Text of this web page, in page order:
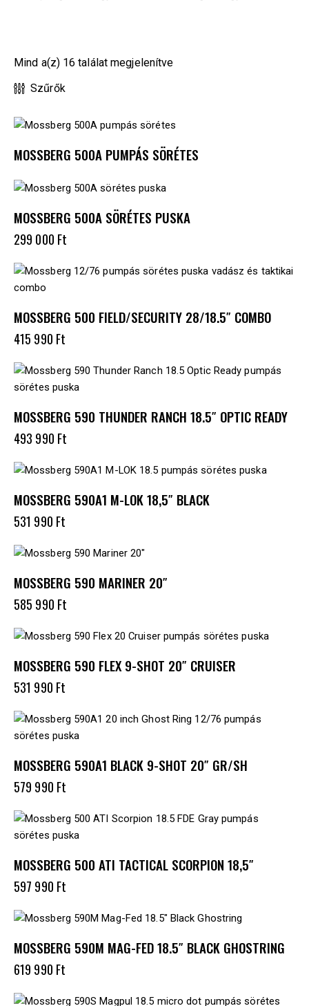
Mind a(z) 16 találat megjelenítve
Szűrők
MOSSBERG 500A PUMPÁS SÖRÉTES
MOSSBERG 500A SÖRÉTES PUSKA
299 000 Ft
MOSSBERG 500 FIELD/SECURITY 28/18.5″ COMBO
415 990 Ft
MOSSBERG 590 THUNDER RANCH 18.5″ OPTIC READY
493 990 Ft
MOSSBERG 590A1 M-LOK 18,5″ BLACK
531 990 Ft
MOSSBERG 590 MARINER 20″
585 990 Ft
MOSSBERG 590 FLEX 9-SHOT 20″ CRUISER
531 990 Ft
MOSSBERG 590A1 BLACK 9-SHOT 20″ GR/SH
579 990 Ft
MOSSBERG 500 ATI TACTICAL SCORPION 18,5″
597 990 Ft
MOSSBERG 590M MAG-FED 18.5″ BLACK GHOSTRING
619 990 Ft